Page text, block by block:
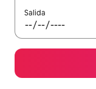
Salida